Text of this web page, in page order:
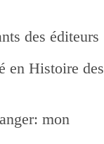
des éditeurs
en Histoire des
mon